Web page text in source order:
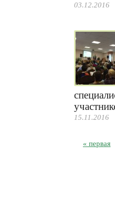
03.12.2016
15.11.2016
« первая